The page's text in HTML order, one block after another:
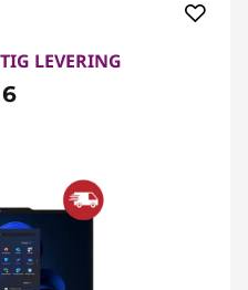
LEVERING